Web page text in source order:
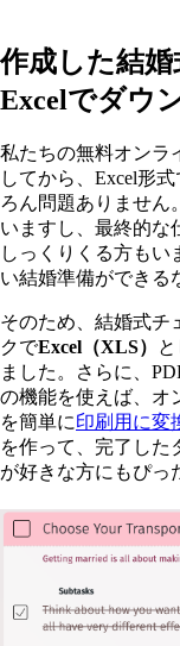
作成した結
Excelでダウ
私たちの無料オンラ
してから、Excel形
ろん問題ありません
いますし、最終的な
しっくりくる方もい
い結婚準備ができる
そのため、結婚式チ
クでExcel（XLS）
ました。さらに、
の機能を使えば、オ
を簡単に印刷用に変
を作って、完了した
が好きな方にもぴっ